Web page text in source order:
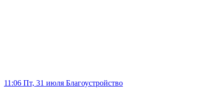
11:06 Пт, 31 июля Благоустройство